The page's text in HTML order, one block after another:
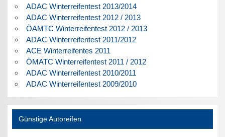
ADAC Winterreifentest 2013/2014
ADAC Winterreifentest 2012 / 2013
ÖAMTC Winterreifentest 2012 / 2013
ADAC Winterreifentest 2011/2012
ACE Winterreifentes 2011
ÖMATC Winterreifentest 2011 / 2012
ADAC Winterreifentest 2010/2011
ADAC Winterreifentest 2009/2010
Günstige Autoreifen